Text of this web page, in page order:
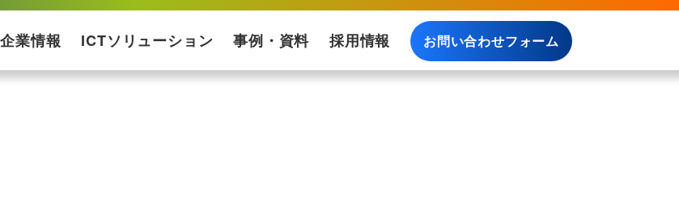
企業情報 ICTソリューション 事例・資料 採用情報 お問い合わせフォーム